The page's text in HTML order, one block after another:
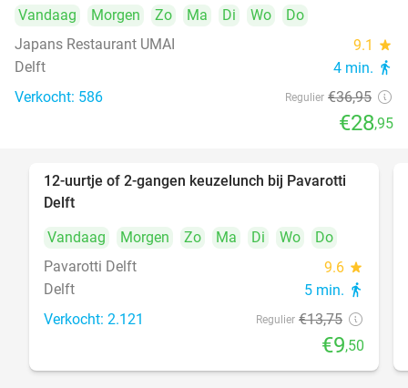
Vandaag Morgen Zo Ma Di Wo
Do
Japans Restaurant UMAI
9.1 star
Delft 4 min. directions_walk
Verkocht: 586 Regulier €36,95
€28,95
31%
12-uurtje of 2-gangen keuzelunch bij Pavarotti
Delft
Vandaag
Morgen Zo Ma Di Wo
Do
Pavarotti Delft
9.6 star
Delft 5 min. directions_walk
Verkocht: 2.121 Regulier €13,75
€9,50